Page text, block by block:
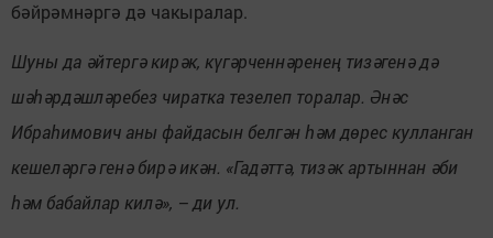
бәйрәмнәргә дә чакыралар.
Шуны да әйтергә кирәк, күгәрченнәренең тизәгенә дә
шәһәрдәшләребез чиратка тезелеп торалар. Әнәс
Ибраһимович аны файдасын белгән һәм дөрес кулланган
кешеләргә генә бирә икән. «Гадәттә, тизәк артыннан әби
һәм бабайлар килә», – ди ул.